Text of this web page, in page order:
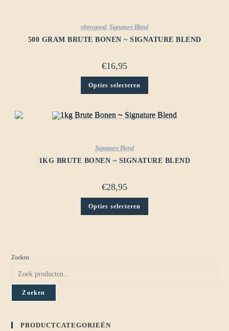
ohmygood, Signature Blend
500 GRAM BRUTE BONEN ~ SIGNATURE BLEND
€16,95
Opties selecteren
Signature Blend
1KG BRUTE BONEN ~ SIGNATURE BLEND
€28,95
Opties selecteren
Zoeken
Zoeken
PRODUCTCATEGORIEËN